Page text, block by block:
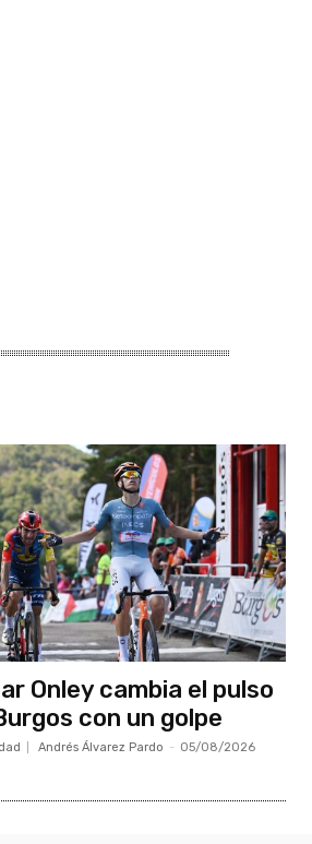
Onley cambia el pulso
con un golpe
Andrés Álvarez Pardo - 05/08/2026